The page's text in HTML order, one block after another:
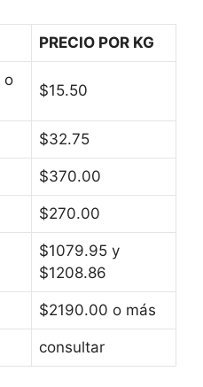
PRECIO POR KG
o
$15.50
$32.75
$370.00
$270.00
$1079.95 y
$1208.86
$2190.00 o más
consultar